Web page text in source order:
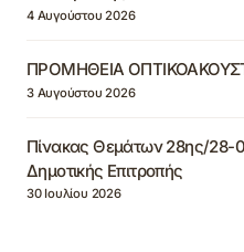
4 Αυγούστου 2026
ΠΡΟΜΗΘΕΙΑ
3 Αυγούστου 2026
Πίνακας Θεμάτων 28ης/28-
Δημοτικής Επιτροπής
30 Ιουλίου 2026